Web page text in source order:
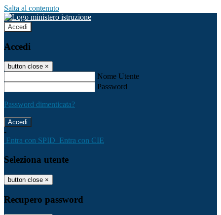
Salta al contenuto
Accedi
Accedi
button close ×
Nome Utente
Password
Password dimenticata?
-
Entra con SPID Entra con CIE
Seleziona utente
button close ×
Recupero password